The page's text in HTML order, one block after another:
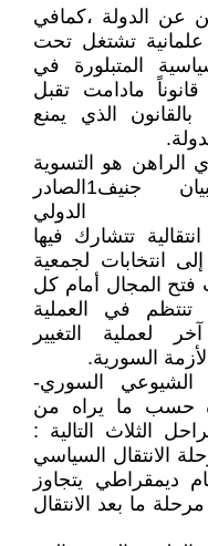
عن الدولة ،كمافي
علمانية تشتغل تحت
المتبلورة في
مادامت تقبل
الذي يمنع
الراهن هو التسوية
السياسية على أساس بيان جنيف1الصادر
الدولي
انتقالية تتشارك فيها
انتخابات لجمعية
المجال أمام كل
تنتظم في العملية
لعملية التغيير
السورية.
الشيوعي السوري-
حسب ما يراه من
الثلاث التالية :
الانتقال السياسي
ديمقراطي يتجاوز
نظام مابعد يوم8آذار1963- مرحلة ما بعد الانتقال